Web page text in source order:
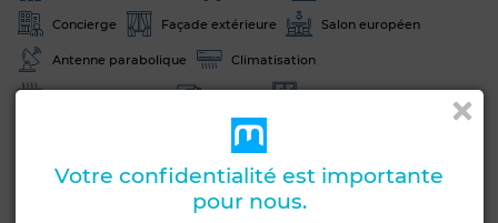
Concierge Façade extérieure Salon européen
Antenne parabolique Climatisation
Chauffage central Sécurité Double vitrage
Cuisine équipée
Four Machine à laver
Votre confidentialité est importante
pour nous.